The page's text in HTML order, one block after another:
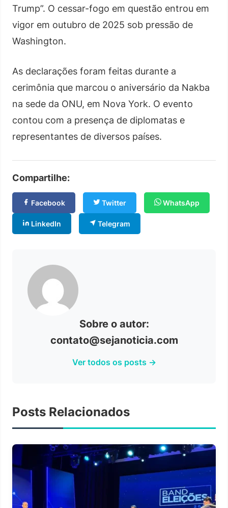
Trump”. O cessar-fogo em questão entrou em
vigor em outubro de 2025 sob pressão de
Washington.
As declarações foram feitas durante a
cerimônia que marcou o aniversário da Nakba
na sede da ONU, em Nova York. O evento
contou com a presença de diplomatas e
representantes de diversos países.
Compartilhe:
Facebook Twitter WhatsApp
LinkedIn Telegram
Sobre o autor:
contato@sejanoticia.com
Ver todos os posts →
Posts Relacionados